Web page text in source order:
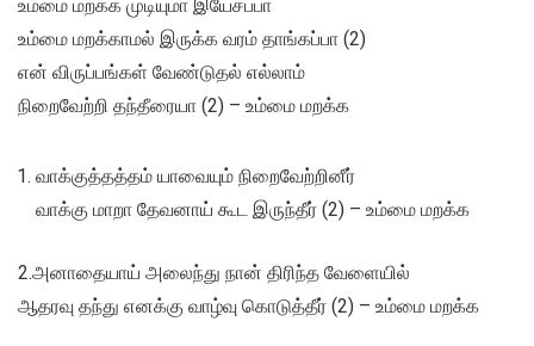
உம்மை மறக்க முடியுமா இயேசப்பா
உம்மை மறக்காமல் இருக்க வரம் தாங்கப்பா (2)
என் விருப்பங்கள் வேண்டுதல் எல்லாம்
நிறைவேற்றி தந்தீரையா (2) – உம்மை மறக்க
வாக்குத்தத்தம் யாவையும் நிறைவேற்றினீர்
வாக்கு மாறா தேவனாய் கூட இருந்தீர் (2) – உம்மை மறக்க
2.அனாதையாய் அலைந்து நான் திரிந்த வேளையில்
ஆதரவு தந்து எனக்கு வாழ்வு கொடுத்தீர் (2) – உம்மை மறக்க